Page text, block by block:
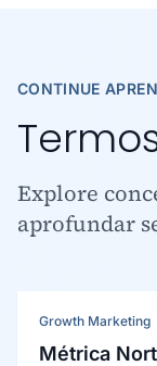
CONTINUE
Explore
aprofundar
Growth Marketing
Métrica